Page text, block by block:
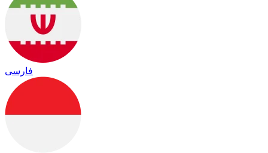
فارسی